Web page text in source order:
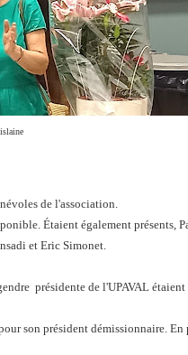
de l'association.
Étaient également présents,
et Eric Simonet.
présidente de l'UPAVAL étaient
son président démissionnaire. En